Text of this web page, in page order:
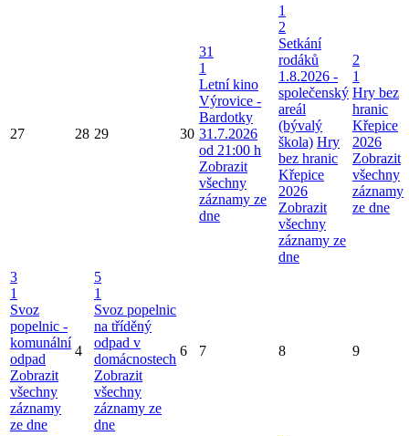
27 28 29 30
31
1
Letní kino
Výrovice -
Bardotky
31.7.2026
od 21:00 h
Zobrazit
všechny
záznamy ze
dne
1
2
Setkání
rodáků
1.8.2026 -
společenský
areál
(bývalý
škola) Hry
bez hranic
Křepice
2026
Zobrazit
všechny
záznamy ze
dne
2
1
Hry bez
hranic
Křepice
2026
Zobrazit
všechny
záznamy
ze dne
3
1
Svoz
popelnic -
komunální
odpad
Zobrazit
všechny
záznamy
ze dne
4
5
1
Svoz popelnic
na tříděný
odpad v
domácnostech
Zobrazit
všechny
záznamy ze
dne
6 7 8 9